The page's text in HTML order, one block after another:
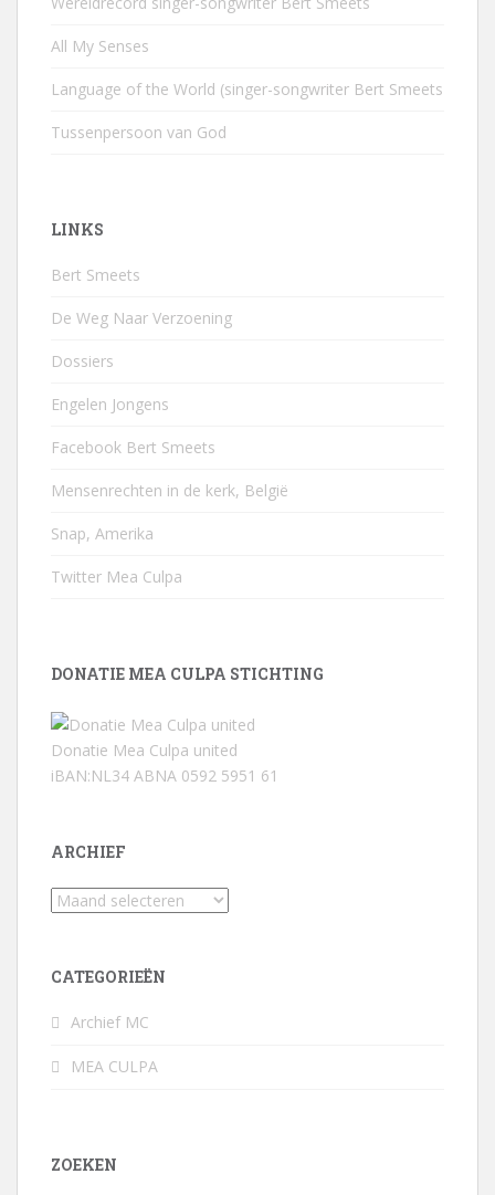
All My Senses
Language of the World (singer-songwriter Bert Smeets
Tussenpersoon van God
LINKS
Bert Smeets
De Weg Naar Verzoening
Dossiers
Engelen Jongens
Facebook Bert Smeets
Mensenrechten in de kerk, België
Snap, Amerika
Twitter Mea Culpa
DONATIE MEA CULPA STICHTING
Donatie Mea Culpa united
iBAN:NL34 ABNA 0592 5951 61
ARCHIEF
Archief
CATEGORIEËN
Archief MC
MEA CULPA
ZOEKEN